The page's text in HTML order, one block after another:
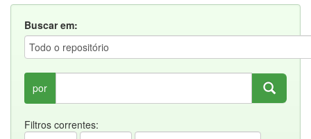
Buscar em:
por
Filtros correntes: